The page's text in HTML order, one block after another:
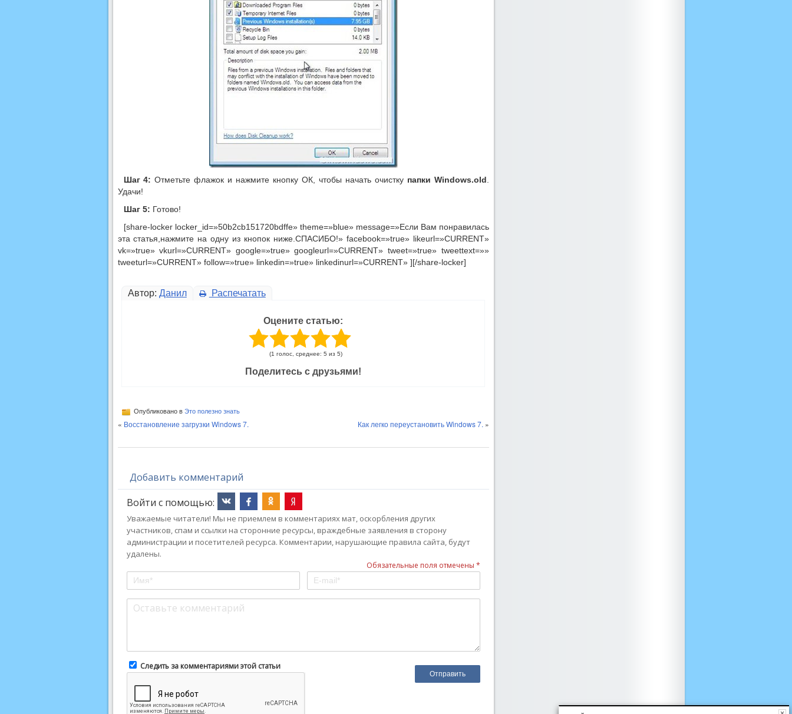
Шаг 4: Отметьте флажок и нажмите кнопку ОК, чтобы начать очистку папки Windows.old
Удачи!
Шаг 5: Готово!
[share-locker locker_id=»50b2cb151720bdffe» theme=»blue» message=»Если Вам понравилась
эта статья,нажмите на одну из кнопок ниже.СПАСИБО!» facebook=»true» likeurl=»CURRENT»
vk=»true» vkurl=»CURRENT» google=»true» googleurl=»CURRENT» tweet=»true» tweettext=»»
tweeturl=»CURRENT» follow=»true» linkedin=»true» linkedinurl=»CURRENT» ][/share-locker]
Автор: Данил Распечатать
Оцените статью:
(1 голос, среднее: 5 из 5)
Поделитесь с друзьями!
Опубликовано в Это полезно знать
« Восстановление загрузки Windows 7. Как легко переустановить Windows 7. »
Добавить комментарий
Войти с помощью:
Уважаемые читатели! Мы не приемлем в комментариях мат, оскорбления других
участников, спам и ссылки на сторонние ресурсы, враждебные заявления в сторону
администрации и посетителей ресурса. Комментарии, нарушающие правила сайта, будут
удалены.
Обязательные поля отмечены *
Следить за комментариями этой статьи